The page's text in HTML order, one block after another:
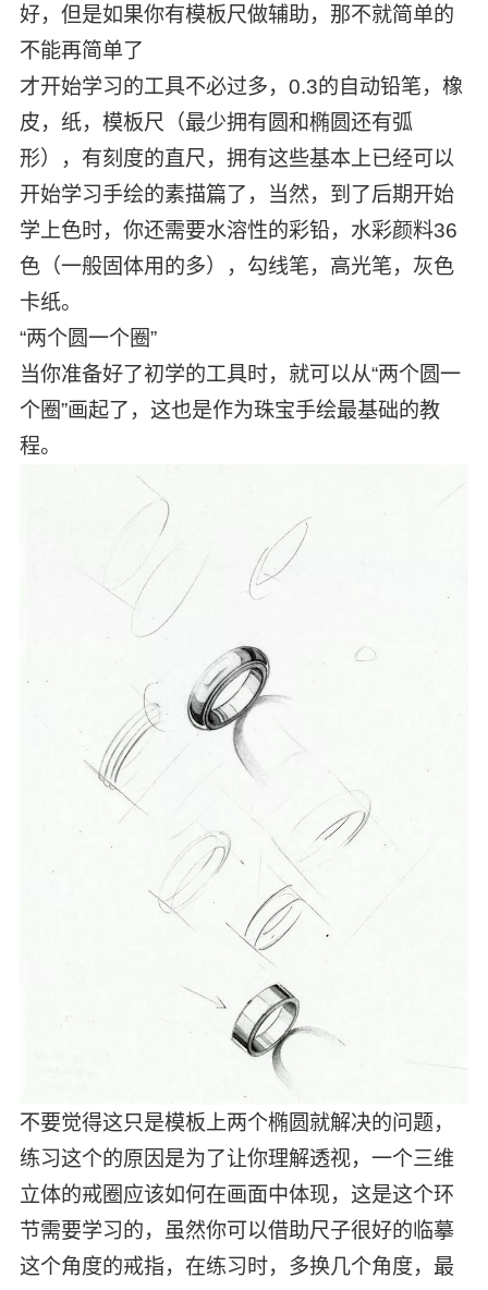
好，但是如果你有模板尺做辅助，那不就简单的
不能再简单了
才开始学习的工具不必过多，0.3的自动铅笔，橡
皮，纸，模板尺（最少拥有圆和椭圆还有弧
形），有刻度的直尺，拥有这些基本上已经可以
开始学习手绘的素描篇了，当然，到了后期开始
学上色时，你还需要水溶性的彩铅，水彩颜料36
色（一般固体用的多），勾线笔，高光笔，灰色
卡纸。
“两个圆一个圈”
当你准备好了初学的工具时，就可以从“两个圆一
个圈”画起了，这也是作为珠宝手绘最基础的教
程。
不要觉得这只是模板上两个椭圆就解决的问题，
练习这个的原因是为了让你理解透视，一个三维
立体的戒圈应该如何在画面中体现，这是这个环
节需要学习的，虽然你可以借助尺子很好的临摹
这个角度的戒指，在练习时，多换几个角度，最